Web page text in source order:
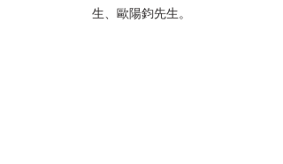
生、歐陽鈞先生。